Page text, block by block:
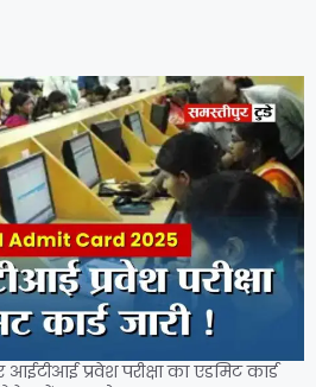
प्रवेश परीक्षा का एडमिट कार्ड